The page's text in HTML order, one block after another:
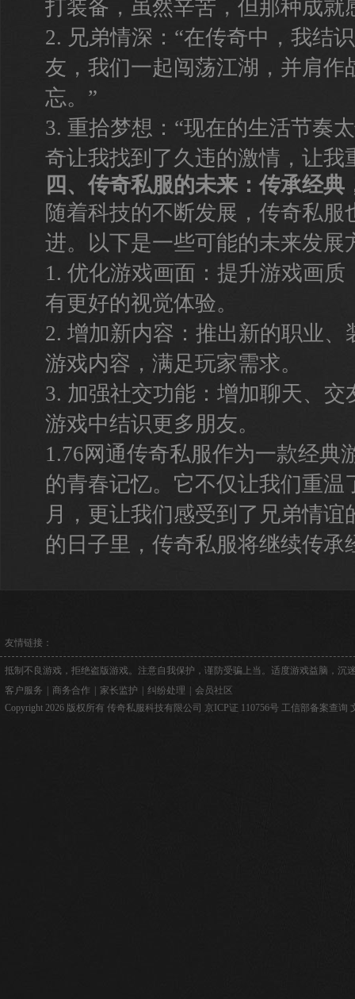
打装备，虽然辛苦，但那种成就
2. 兄弟情深：“在传奇中，我结
友，我们一起闯荡江湖，并肩作
忘。”
3. 重拾梦想：“现在的生活节奏
奇让我找到了久违的激情，让我
四、传奇私服的未来：传承经典
随着科技的不断发展，传奇私服
进。以下是一些可能的未来发展
1. 优化游戏画面：提升游戏画
有更好的视觉体验。
2. 增加新内容：推出新的职业
游戏内容，满足玩家需求。
3. 加强社交功能：增加聊天、
游戏中结识更多朋友。
1.76网通传奇私服作为一款经典
的青春记忆。它不仅让我们重温
月，更让我们感受到了兄弟情谊
的日子里，传奇私服将继续传承
友情链接：
抵制不良游戏，拒绝盗版游戏。注意自我保护，谨防受骗上当。适度游戏益脑，沉
客户服务
商务合作 家长监护 纠纷处理
会员社区
Copyright 2026 版权所有 传奇私服科技有限公司 京ICP证 110756号 工信部备案查询